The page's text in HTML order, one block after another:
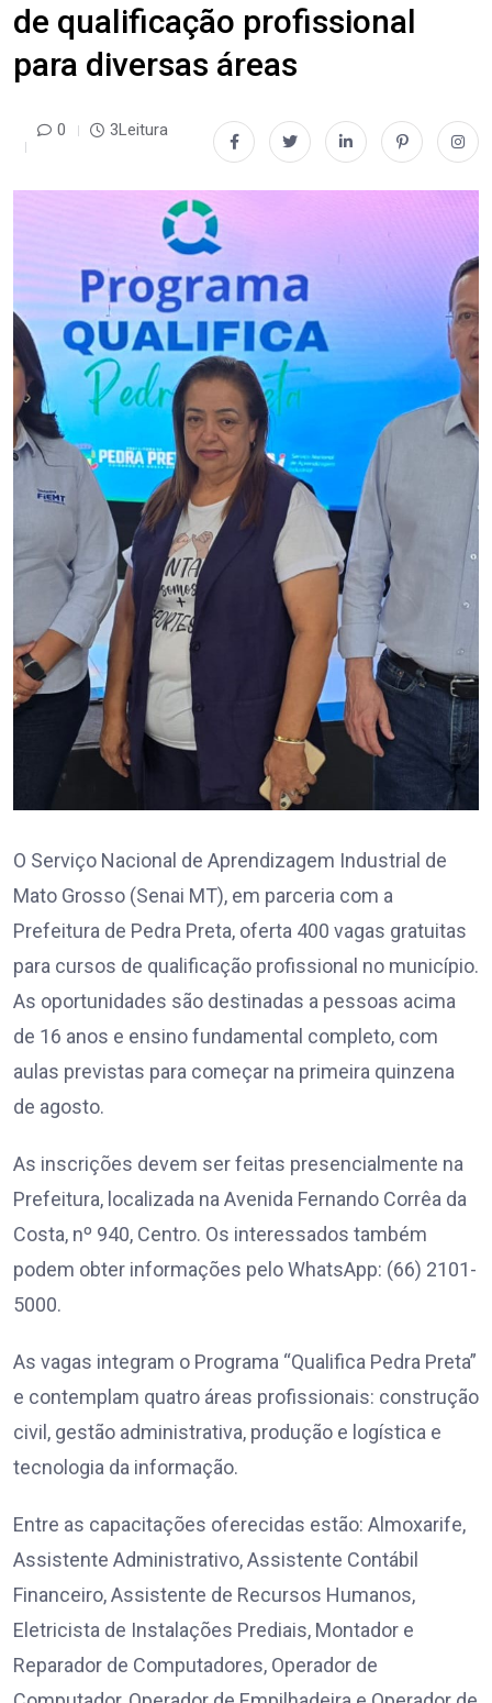
de qualificação profissional
para diversas áreas
0 3Leitura
O Serviço Nacional de Aprendizagem Industrial de
Mato Grosso (Senai MT), em parceria com a
Prefeitura de Pedra Preta, oferta 400 vagas gratuitas
para cursos de qualificação profissional no município.
As oportunidades são destinadas a pessoas acima
de 16 anos e ensino fundamental completo, com
aulas previstas para começar na primeira quinzena
de agosto.
As inscrições devem ser feitas presencialmente na
Prefeitura, localizada na Avenida Fernando Corrêa da
Costa, nº 940, Centro. Os interessados também
podem obter informações pelo WhatsApp: (66) 2101-
5000.
As vagas integram o Programa “Qualifica Pedra Preta”
e contemplam quatro áreas profissionais: construção
civil, gestão administrativa, produção e logística e
tecnologia da informação.
Entre as capacitações oferecidas estão: Almoxarife,
Assistente Administrativo, Assistente Contábil
Financeiro, Assistente de Recursos Humanos,
Eletricista de Instalações Prediais, Montador e
Reparador de Computadores, Operador de